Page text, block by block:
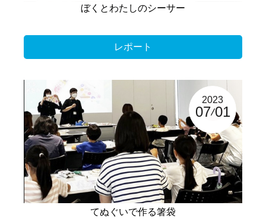
ぼくとわたしのシーサー
レポート
2023
07 01
てぬぐいで作る箸袋